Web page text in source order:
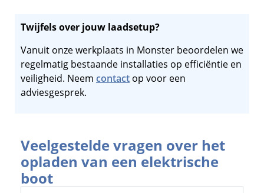
Twijfels over jouw laadsetup?
Vanuit onze werkplaats in Monster beoordelen we
regelmatig bestaande installaties op efficiëntie en
veiligheid. Neem contact op voor een
adviesgesprek.
Veelgestelde vragen over het
opladen van een elektrische
boot